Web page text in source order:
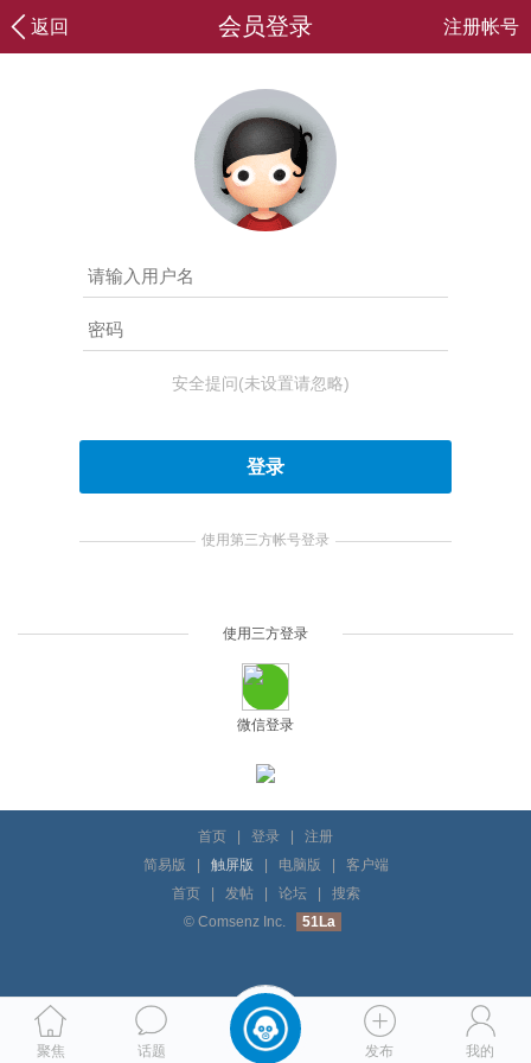
返回 会员登录 注册帐号
安全提问(未设置请忽略)
登录
使用第三方帐号登录
使用三方登录
微信登录
聚焦 话题 发布 我的
首页 登录
注册
简易版
触屏版 电脑版
客户端
首页
发帖 论坛
搜索
© Comsenz Inc.
51La